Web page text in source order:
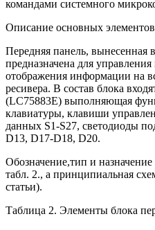
командами системного
Описание основных
Передняя панель, вынесенная
предназначена для
отображения информации на
ресивера. В состав блока
(LC75883E) выполняющая
клавиатуры, клавиши
данных S1-S27, светодиоды
D13, D17-D18, D20.
Обозначение,тип и
табл. 2., а принципиальная
статьи).
Таблица 2. Элементы блока